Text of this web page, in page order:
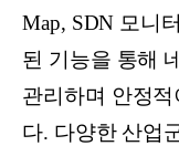
Map, SDN 모니
된 기능을 통해
관리하며 안정
다. 다양한 산업